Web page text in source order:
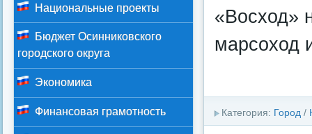
«Восход»
марсоход
Категория: Город /
Национальные проекты
Бюджет Осинниковского
городского округа
Экономика
Финансовая грамотность